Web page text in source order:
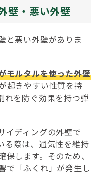
壁・悪い外壁
と悪い外壁がありま
モルタルを使った外壁
起きやすい性質を持
れを防ぐ効果を持つ弾
イディングの外壁で
る際は、通気性を維持
します。そのため、
で「ふくれ」が発生し